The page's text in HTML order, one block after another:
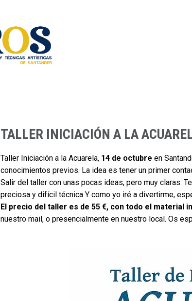
TALLER INICIACIÓN A LA
Taller Iniciación a la Acuarela, 14 de octubre en
conocimientos previos. La idea es tener un primer
Salir del taller con unas pocas ideas, pero muy claras.
preciosa y difícil técnica Y como yo iré a divertirme,
El precio del taller es de 55 €, con todo el material
nuestro mail, o presencialmente en nuestro local. Os